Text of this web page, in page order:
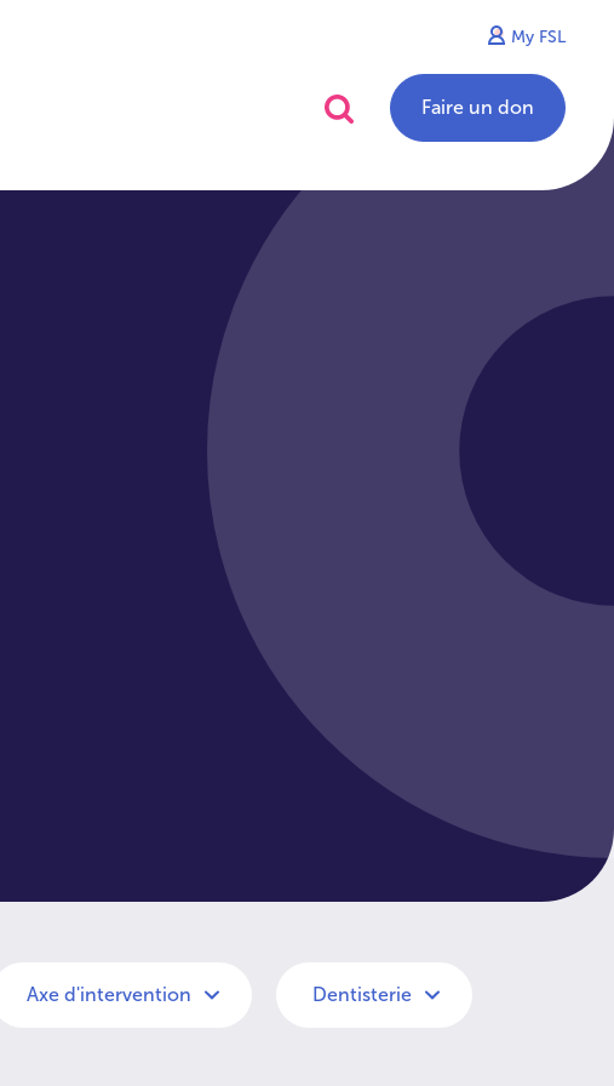
My FSL
Faire un don
Axe d'intervention Dentisterie